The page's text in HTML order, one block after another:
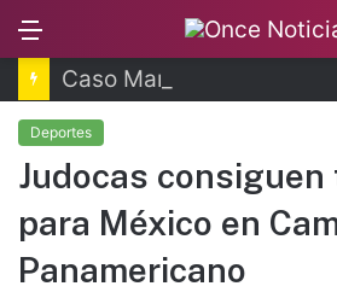
Deportes
Judocas
para México en
Panamericano